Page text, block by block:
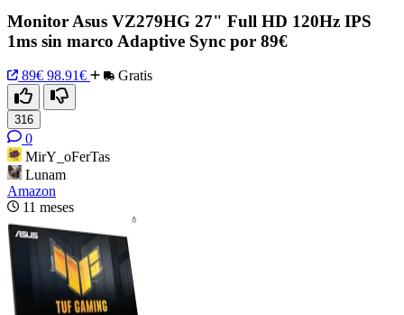
Monitor Asus VZ279HG 27" Full HD 120Hz IPS
1ms sin marco Adaptive Sync por 89€
89€ 98.91€ Gratis
316
0
MirY_oFerTas
Lunam
Amazon
11 meses